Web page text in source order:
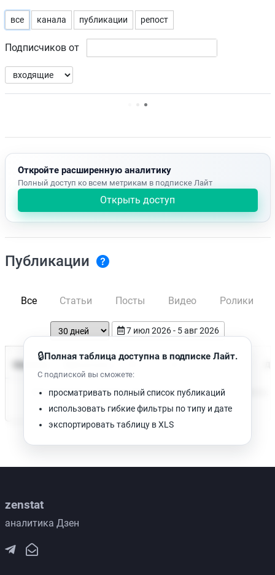
все канала публикации репост
Подписчиков от
Нет доступных упоминаний.
Откройте расширенную аналитику
Полный доступ ко всем метрикам в подписке Лайт
Открыть доступ
Публикации
Все Статьи Посты Видео Ролики
7 июл 2026 - 5 авг 2026
Время чтения
Нет доступных публикаций. Попробуйте изменить фильтр.
🔒Полная таблица доступна в подписке Лайт.
С подпиской вы сможете:
просматривать полный список публикаций
использовать гибкие фильтры по типу и дате
экспортировать таблицу в XLS
zenstat
аналитика Дзен